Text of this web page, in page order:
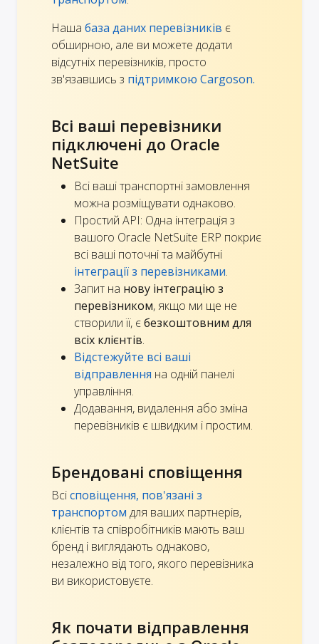
Наша база даних перевізників є
обширною, але ви можете додати
відсутніх перевізників, просто
зв'язавшись з підтримкою Cargoson.
Всі ваші перевізники
підключені до Oracle
NetSuite
Всі ваші транспортні замовлення
можна розміщувати однаково.
Простий API: Одна інтеграція з
вашого Oracle NetSuite ERP покриє
всі ваші поточні та майбутні
інтеграції з перевізниками.
Запит на нову інтеграцію з
перевізником, якщо ми ще не
створили її, єбезкоштовним для
всіх клієнтів.
Відстежуйте всі ваші
відправлення на одній панелі
управління.
Додавання, видалення або зміна
перевізників є швидким і простим.
Брендовані сповіщення
Всісповіщення, пов'язані з
транспортом для ваших партнерів,
клієнтів та співробітників мають ваш
бренд і виглядають однаково,
незалежно від того, якого перевізника
ви використовуєте.
Як почати відправлення